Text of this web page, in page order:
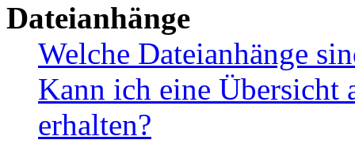
Dateianhänge
Welche Dateianhänge
Kann ich eine Übersicht
erhalten?